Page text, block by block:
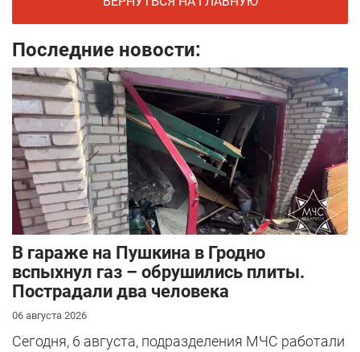
Последние новости:
В гараже на Пушкина в Гродно
вспыхнул газ – обрушились плиты.
Пострадали два человека
06 августа 2026
Сегодня, 6 августа, подразделения МЧС работали